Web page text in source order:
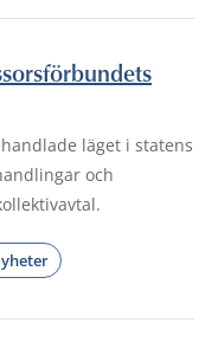
läget i statens
och